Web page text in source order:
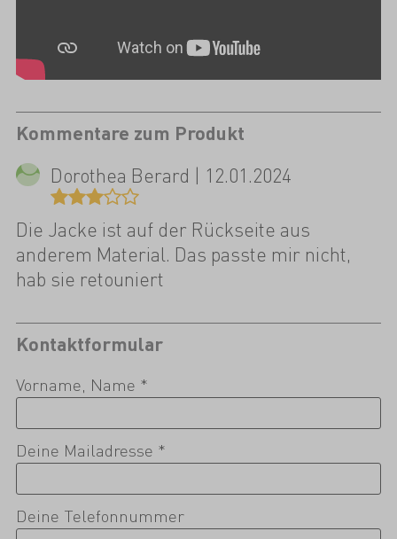
Kommentare zum Produkt
Dorothea Berard | 12.01.2024
Die Jacke ist auf der Rückseite aus
anderem Material. Das passte mir nicht,
hab sie retouniert
Kontaktformular
Vorname, Name *
Deine Mailadresse *
Deine Telefonnummer